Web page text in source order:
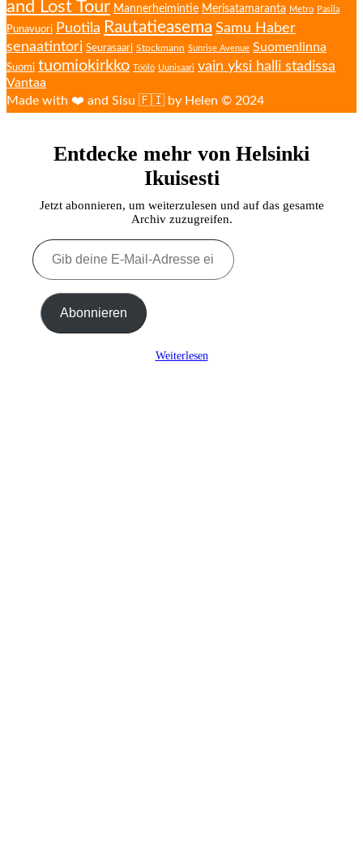
and Lost Tour Mannerheimintie Merisatamaranta Metro Pasila
Punavuori Puotila Rautatieasema Samu Haber
senaatintori Seurasaari Stockmann Sunrise Avenue Suomenlinna
Suomi tuomiokirkko Töölö Uunisaari vain yksi halli stadissa
Vantaa
Made with ❤️ and Sisu 🇫🇮 by Helen © 2024
Entdecke mehr von Helsinki
Ikuisesti
Jetzt abonnieren, um weiterzulesen und auf das gesamte
Archiv zuzugreifen.
Gib
deine
E-
Adresse
ein ... Abonnieren
Weiterlesen